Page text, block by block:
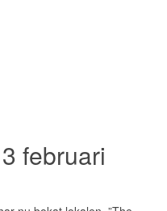
februari